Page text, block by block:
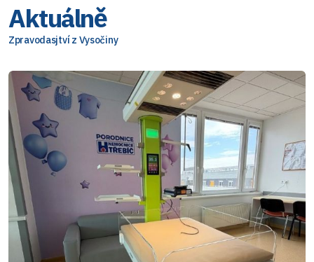
Aktuálně
Zpravodasjtví z Vysočiny